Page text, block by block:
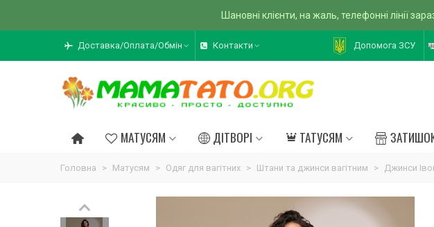
Шановні клієнти, на жаль, телефонні лінії
Доставка/Оплата/Обмін Контакти Допомога ЗСУ
МАТУСЯМ ДІТВОРІ ТАТУСЯМ
Головна > Матусям > Одяг для вагітних > Штани та джинси вагітним > Джинси